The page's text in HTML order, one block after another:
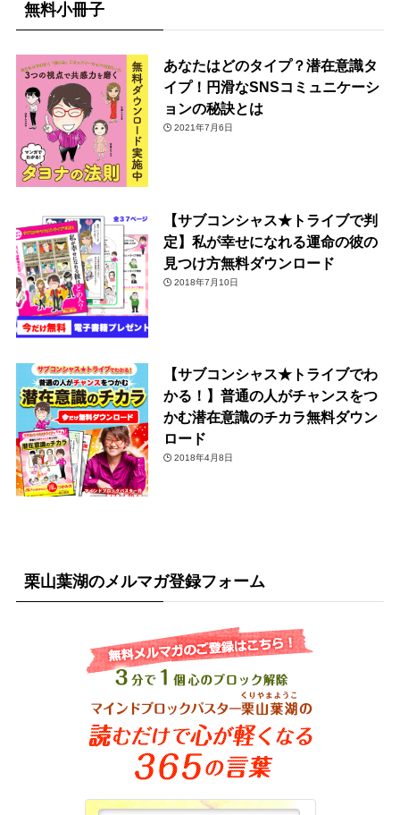
無料小冊子
あなたはどのタイプ？潜在意識タ
イプ！円滑なSNSコミュニケーシ
ョンの秘訣とは
2021年7月6日
【サブコンシャス★トライブで判
定】私が幸せになれる運命の彼の
見つけ方無料ダウンロード
2018年7月10日
【サブコンシャス★トライブでわ
かる！】普通の人がチャンスをつ
かむ潜在意識のチカラ無料ダウン
ロード
2018年4月8日
栗山葉湖のメルマガ登録フォーム